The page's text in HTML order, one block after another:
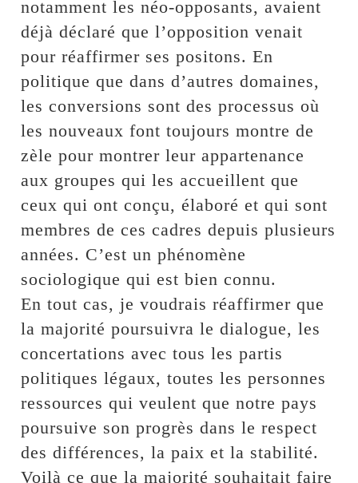
notamment les néo-opposants, avaient
déjà déclaré que l’opposition venait
pour réaffirmer ses positons. En
politique que dans d’autres domaines,
les conversions sont des processus où
les nouveaux font toujours montre de
zèle pour montrer leur appartenance
aux groupes qui les accueillent que
ceux qui ont conçu, élaboré et qui sont
membres de ces cadres depuis plusieurs
années. C’est un phénomène
sociologique qui est bien connu.
En tout cas, je voudrais réaffirmer que
la majorité poursuivra le dialogue, les
concertations avec tous les partis
politiques légaux, toutes les personnes
ressources qui veulent que notre pays
poursuive son progrès dans le respect
des différences, la paix et la stabilité.
Voilà ce que la majorité souhaitait faire